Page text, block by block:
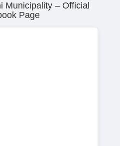
Municipality – Official
Page